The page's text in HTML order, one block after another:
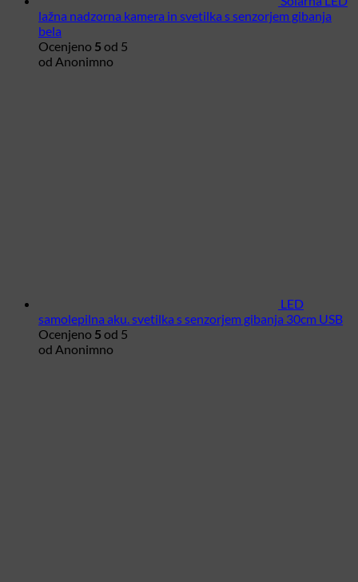
lažna nadzorna kamera in svetilka s senzorjem gibanja
bela
Ocenjeno 5 od 5
od Anonimno
LED
samolepilna aku. svetilka s senzorjem gibanja 30cm USB
Ocenjeno 5 od 5
od Anonimno